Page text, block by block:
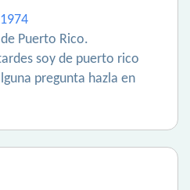
Puerto Rico.
soy de puerto rico
pregunta hazla en